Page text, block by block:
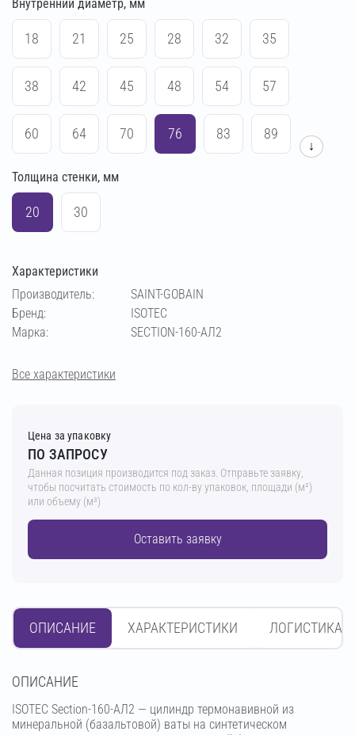
Внутренний диаметр, мм
18 21 25 28 32 35
38 42 45 48 54 57
60 64 70 76 83 89
102 108
169 194
↓
Толщина стенки, мм
20 30
Характеристики
Производитель:
SAINT-GOBAIN
Бренд:
ISOTEC
Марка:
SECTION-160-АЛ2
Все характеристики
Цена за упаковку
ПО ЗАПРОСУ
Данная позиция производится под заказ. Отправьте заявку,
чтобы посчитать стоимость по кол-ву упаковок, площади (м²)
или объему (м³)
Оставить заявку
ОПИСАНИЕ ХАРАКТЕРИСТИКИ ЛОГИСТИКА
OПИСАНИЕ
ISOTEC Section-160-АЛ2 — цилиндр термонавивной из
минеральной (базальтовой) ваты на синтетическом